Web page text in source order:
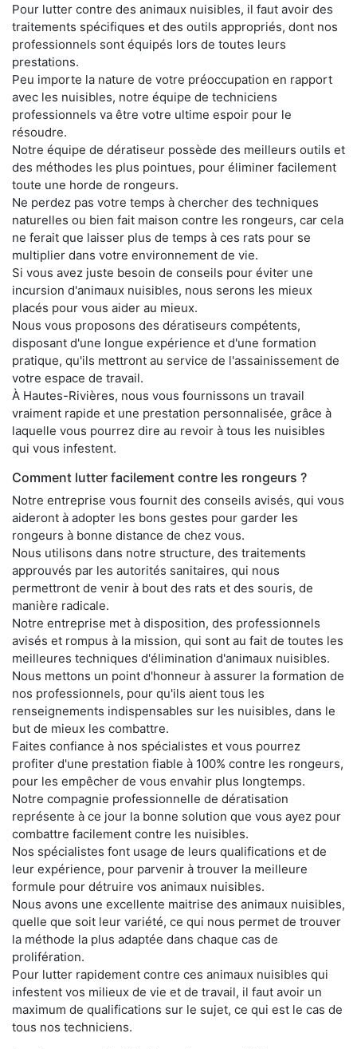
Pour lutter contre des animaux nuisibles, il faut avoir des
traitements spécifiques et des outils appropriés, dont nos
professionnels sont équipés lors de toutes leurs
prestations.
Peu importe la nature de votre préoccupation en rapport
avec les nuisibles, notre équipe de techniciens
professionnels va être votre ultime espoir pour le
résoudre.
Notre équipe de dératiseur possède des meilleurs outils et
des méthodes les plus pointues, pour éliminer facilement
toute une horde de rongeurs.
Ne perdez pas votre temps à chercher des techniques
naturelles ou bien fait maison contre les rongeurs, car cela
ne ferait que laisser plus de temps à ces rats pour se
multiplier dans votre environnement de vie.
Si vous avez juste besoin de conseils pour éviter une
incursion d'animaux nuisibles, nous serons les mieux
placés pour vous aider au mieux.
Nous vous proposons des dératiseurs compétents,
disposant d'une longue expérience et d'une formation
pratique, qu'ils mettront au service de l'assainissement de
votre espace de travail.
À Hautes-Rivières, nous vous fournissons un travail
vraiment rapide et une prestation personnalisée, grâce à
laquelle vous pourrez dire au revoir à tous les nuisibles
qui vous infestent.
Comment lutter facilement contre les rongeurs ?
Notre entreprise vous fournit des conseils avisés, qui vous
aideront à adopter les bons gestes pour garder les
rongeurs à bonne distance de chez vous.
Nous utilisons dans notre structure, des traitements
approuvés par les autorités sanitaires, qui nous
permettront de venir à bout des rats et des souris, de
manière radicale.
Notre entreprise met à disposition, des professionnels
avisés et rompus à la mission, qui sont au fait de toutes les
meilleures techniques d'élimination d'animaux nuisibles.
Nous mettons un point d'honneur à assurer la formation de
nos professionnels, pour qu'ils aient tous les
renseignements indispensables sur les nuisibles, dans le
but de mieux les combattre.
Faites confiance à nos spécialistes et vous pourrez
profiter d'une prestation fiable à 100% contre les rongeurs,
pour les empêcher de vous envahir plus longtemps.
Notre compagnie professionnelle de dératisation
représente à ce jour la bonne solution que vous ayez pour
combattre facilement contre les nuisibles.
Nos spécialistes font usage de leurs qualifications et de
leur expérience, pour parvenir à trouver la meilleure
formule pour détruire vos animaux nuisibles.
Nous avons une excellente maitrise des animaux nuisibles,
quelle que soit leur variété, ce qui nous permet de trouver
la méthode la plus adaptée dans chaque cas de
prolifération.
Pour lutter rapidement contre ces animaux nuisibles qui
infestent vos milieux de vie et de travail, il faut avoir un
maximum de qualifications sur le sujet, ce qui est le cas de
tous nos techniciens.